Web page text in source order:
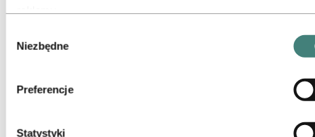
zewnętrznych, których narzędzi używamy do celów
bezpieczeństwa, analityki lub reklamy. Podmioty te mogą
informacje zebrane podczas Twojego korzystania z naszej
strony z innymi danymi, które im przekazałeś(-aś), lub które
usług. Podmiot wskazany jako odpowiedzialny za dany plik
zgody
Niezbędne
Preferencje
Statystyki
Aluminium
Stopy do profili aluminiowych